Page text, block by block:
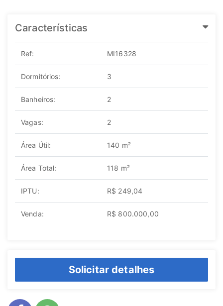
Características
Ref: MI16328
Dormitórios: 3
Banheiros: 2
Vagas: 2
Área Útil: 140 m²
Área Total: 118 m²
IPTU: R$ 249,04
Venda: R$ 800.000,00
Solicitar detalhes